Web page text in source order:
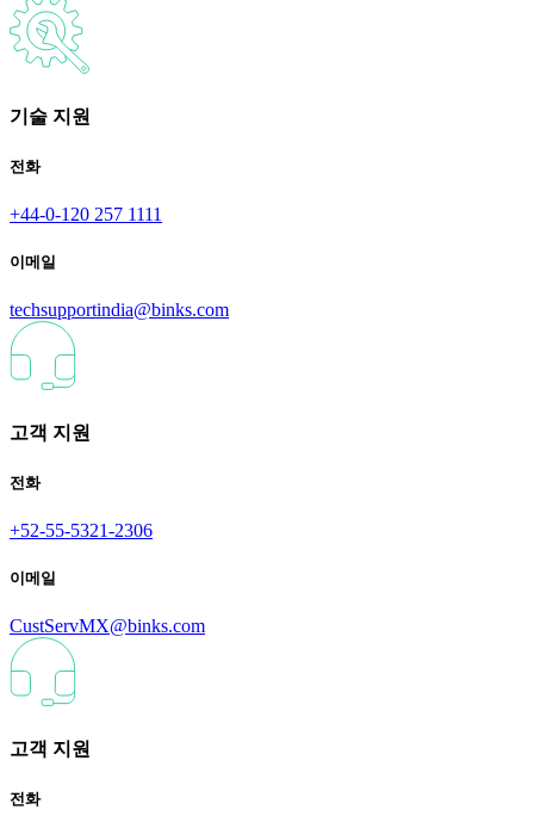
기술 지원
전화
+44-0-120 257 1111
이메일
techsupportindia@binks.com
고객 지원
전화
+52-55-5321-2306
이메일
CustServMX@binks.com
고객 지원
전화